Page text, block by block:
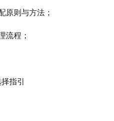
则与方法；
程；
指引